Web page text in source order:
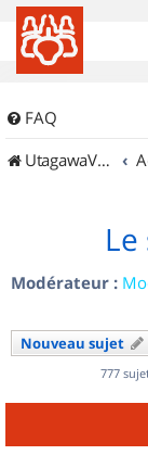
FAQ
UtagawaVTT (Randos VTT et VTTAE avec traces GPS)
Modérateur :
Nouveau sujet
777